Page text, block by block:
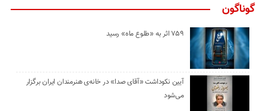
گوناگون
۷۵۹ اثر به «طلوع ماه» رسید
آیین نکوداشت «آقای صدا» در خانه‌ی هنرمندان ایران برگزار
می‌شود